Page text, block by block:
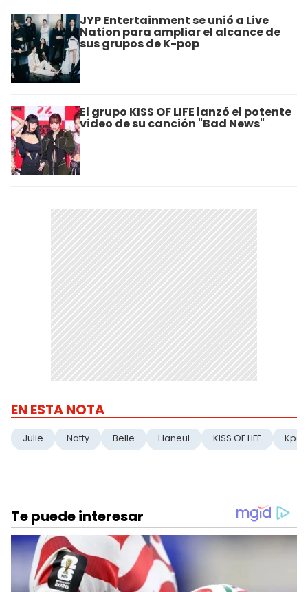
JYP Entertainment se unió a Live
Nation para ampliar el alcance de
sus grupos de K-pop
El grupo KISS OF LIFE lanzó el potente
video de su canción "Bad News"
EN ESTA NOTA
Julie Natty Belle Haneul KISS OF LIFE Kpop